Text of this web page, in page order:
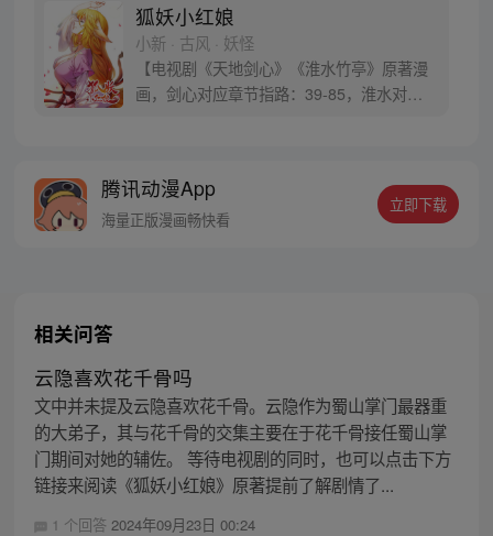
狐妖小红娘
小新 · 古风 · 妖怪
【电视剧《天地剑心》《淮水竹亭》原著漫
画，剑心对应章节指路：39-85，淮水对应
腾讯动漫App
海量正版漫画畅快看
立即下载
相关问答
云隐喜欢花千骨吗
文中并未提及云隐喜欢花千骨。云隐作为蜀山掌门最器重
的大弟子，其与花千骨的交集主要在于花千骨接任蜀山掌
门期间对她的辅佐。 等待电视剧的同时，也可以点击下方
链接来阅读《狐妖小红娘》原著提前了解剧情了...
1 个回答 2024年09月23日 00:24